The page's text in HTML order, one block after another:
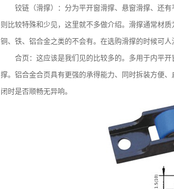
铰链（滑撑）：分为平开窗滑撑、悬窗滑撑、还有
则比较特殊和少见，这里就不多做介绍。滑撑通常材
铜、铁、铝合金之类的不会有。在选购滑撑的时候可
合页：这应该是我们见的比较多的。多用于内平开
撑。铝合金合页具有更强的承得能力、同时拆装方便
闭时是否顺畅无异响。